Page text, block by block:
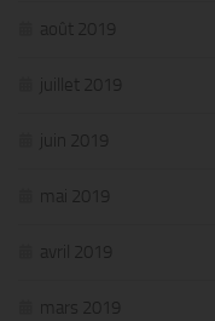
août 2019
juillet 2019
juin 2019
mai 2019
avril 2019
mars 2019